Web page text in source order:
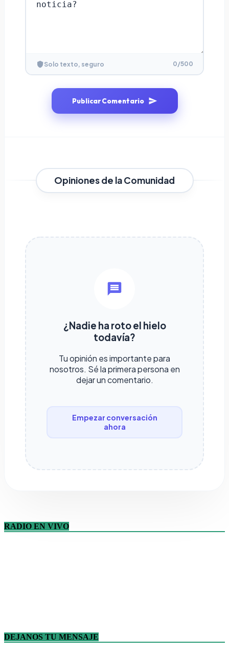
Solo texto, seguro 0/500
Publicar Comentario
Opiniones de la Comunidad
¿Nadie ha roto el hielo
todavía?
Tu opinión es importante para
nosotros. Sé la primera persona en
dejar un comentario.
Empezar conversación
ahora
RADIO EN VIVO
DEJANOS TU MENSAJE